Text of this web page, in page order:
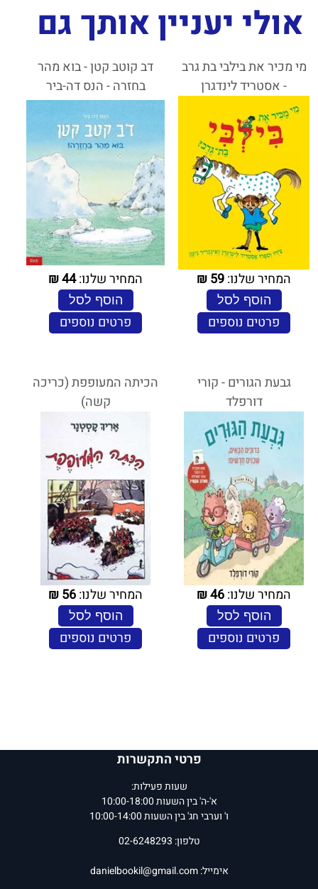
אולי יעניין אותך גם
מי מכיר את בילבי בת גרב
- אסטריד לינדגרן
המחיר שלנו:59
₪
הוסף לסל
פרטים נוספים
דב קוטב קטן - בוא מהר
בחזרה - הנס דה-ביר
המחיר שלנו:44
₪
הוסף לסל
פרטים נוספים
גבעת הגורים - קורי
דורפלד
המחיר שלנו:46
₪
הוסף לסל
פרטים נוספים
הכיתה המעופפת (כריכה
קשה)
המחיר שלנו:56
₪
הוסף לסל
פרטים נוספים
פרטי התקשרות
שעות פעילות:
א'-ה' בין השעות 10:00-18:00
ו' וערבי חג' בין השעות 10:00-14:00
טלפון: 02-6248293
אימייל:danielbookil@gmail.com